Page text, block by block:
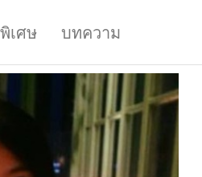
เศษ บทความ